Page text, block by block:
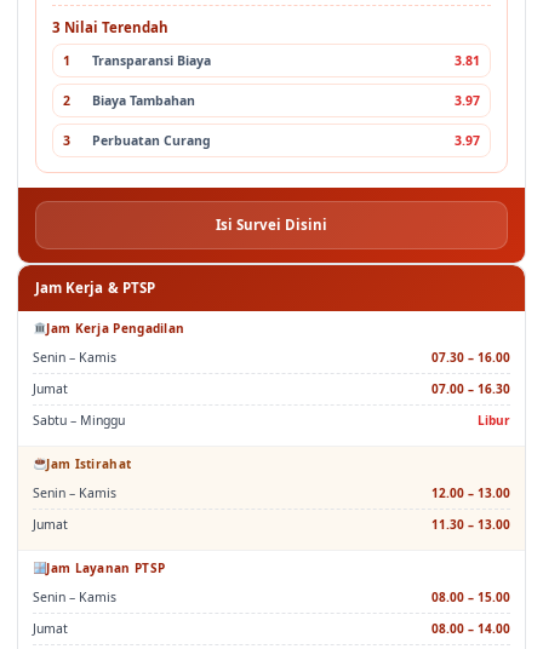
3 Nilai Terendah
1 Transparansi Biaya 3.81
2 Biaya Tambahan 3.97
3 Perbuatan Curang 3.97
Isi Survei Disini
Jam Kerja & PTSP
Jam Kerja Pengadilan
Senin – Kamis
07.30 – 16.00
Jumat
07.00 – 16.30
Sabtu – Minggu
Libur
Jam Istirahat
Senin – Kamis
12.00 – 13.00
Jumat
11.30 – 13.00
Jam Layanan PTSP
Senin – Kamis
08.00 – 15.00
Jumat
08.00 – 14.00